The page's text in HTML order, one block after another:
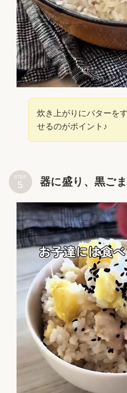
炊き上がりにバターを
せるのがポイント♪
STEP 器に盛り、黒ご